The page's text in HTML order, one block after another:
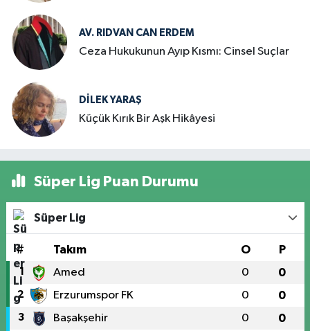
AV. RIDVAN CAN ERDEM
Ceza Hukukunun Ayıp Kısmı: Cinsel Suçlar
DILEK YARAŞ
Küçük Kırık Bir Aşk Hikâyesi
Süper Lig Puan Durumu
Süper Lig
# Takım O P
1 Amed 0 0
2 Erzurumspor FK 0 0
3 Başakşehir 0 0